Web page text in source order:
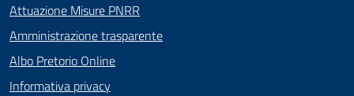
Attuazione Misure PNRR
Amministrazione trasparente
Albo Pretorio Online
Informativa privacy